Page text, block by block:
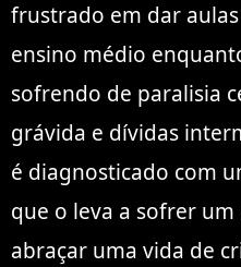
frustrado em dar
ensino médio
sofrendo de paralisia
grávida e dívidas
é diagnosticado com
que o leva a sofrer
abraçar uma vida de